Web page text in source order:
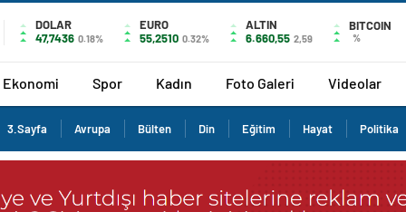
DOLAR
47,7436 0.18%
EURO
55,2510 0.32%
ALTIN
6.660,55 2,59
BITCOIN
%
Ekonomi Spor Kadın Foto Galeri Videolar
3.Sayfa Avrupa Bülten Din Eğitim Hayat Politika